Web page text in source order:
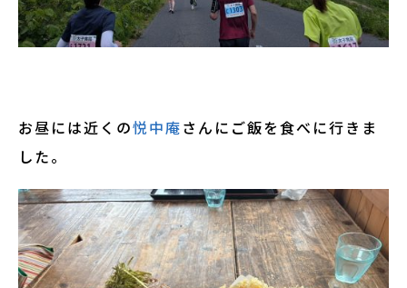
お昼には近くの悦中庵さんにご飯を食べに行きま
した。